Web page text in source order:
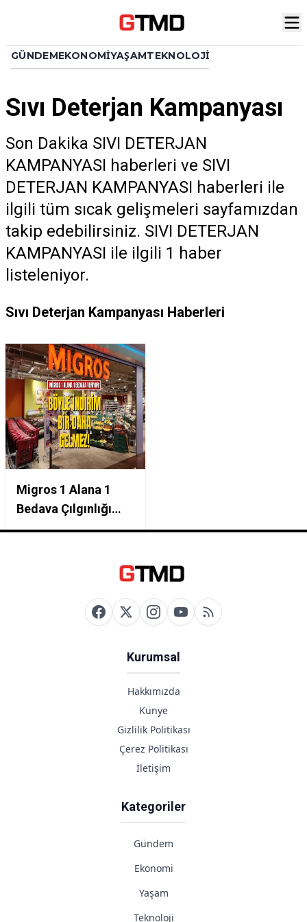
GÜNDEMEKONOMIYAŞAMTEKNOLOJI
Sıvı Deterjan Kampanyası
Son Dakika SIVI DETERJAN
KAMPANYASI haberleri ve SIVI
DETERJAN KAMPANYASI haberleri ile
ilgili tüm sıcak gelişmeleri sayfamızdan
takip edebilirsiniz. SIVI DETERJAN
KAMPANYASI ile ilgili 1 haber
listeleniyor.
Sıvı Deterjan Kampanyası Haberleri
Migros 1 Alana 1
Bedava Çılgınlığı
Başladı! 27-30 Ocak
Deterjan ve Tuvalet
Kurumsal
Hakkımızda
Künye
Gizlilik Politikası
Çerez Politikası
İletişim
Kategoriler
Gündem
Ekonomi
Yaşam
Teknoloji